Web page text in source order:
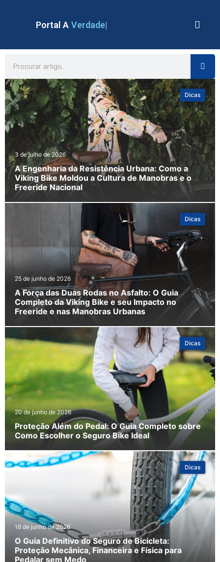
Portal A Verdade
3 de julho de 2026
A Engenharia da Resistência Urbana: Como a
Viking Bike Moldou a Cultura de Manobras e o
Freeride Nacional
Dicas
25 de junho de 2026
A Força das Duas Rodas no Asfalto: O Guia
Completo da Viking Bike e seu Impacto no
Freeride e nas Manobras Urbanas
Dicas
20 de junho de 2026
Proteção Além do Pedal: O Guia Completo sobre
Como Escolher o Seguro Bike Ideal
Dicas
18 de junho de 2026
O Guia Definitivo do Seguro de Bicicleta:
Proteção Mecânica, Financeira e Física para
Pedalar sem Medo
Dicas